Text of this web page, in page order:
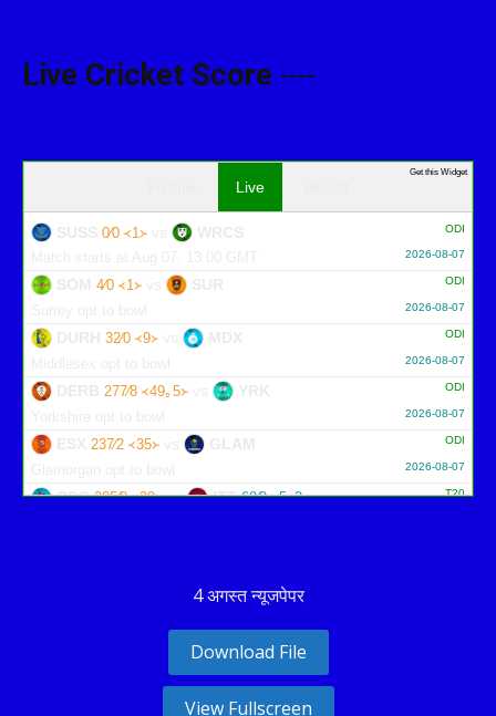
Live Cricket Score ----
Live
ODI
SUSS 0∕0 ᚜1᚛vs WRCS
2026-08-07
ODI
SOM 4∕0 ᚜1᚛vs SUR
2026-08-07
ODI
DURH 32∕0 ᚜9᚛vs MDX
2026-08-07
ODI
DERB 277∕8 ᚜49｡5᚛vs YRK
2026-08-07
ODI
ESX 237∕2 ᚜35᚛vs GLAM
2026-08-07
T20
CSG 205∕8 ᚜20᚛vs ITT 60∕2 ᚜5｡3᚛
Get this Widget
4 अगस्त न्यूजपेपर
Download File
View Fullscreen